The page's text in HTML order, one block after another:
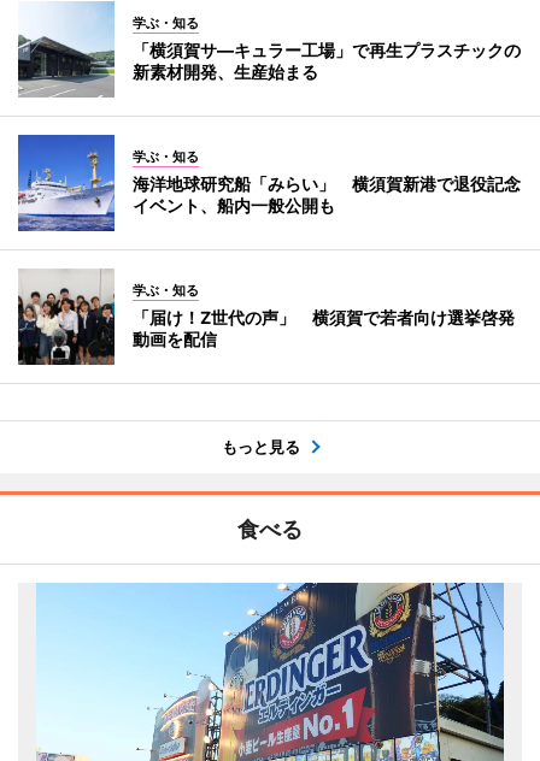
学ぶ・知る
「横須賀サ―キュラー工場」で再生プラスチックの
新素材開発、生産始まる
学ぶ・知る
海洋地球研究船「みらい」 横須賀新港で退役記念
イベント、船内一般公開も
学ぶ・知る
「届け！Z世代の声」 横須賀で若者向け選挙啓発
動画を配信
もっと見る
食べる